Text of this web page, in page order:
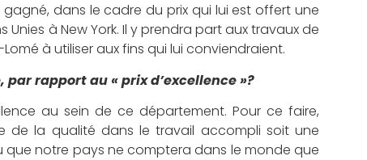
dans le cadre du prix qui lui est offert une
à New York. Il y prendra part aux travaux de
à utiliser aux fins qui lui conviendraient.
rapport au « prix d’excellence »?
au sein de ce département. Pour ce faire,
de la qualité dans le travail accompli soit une
notre pays ne comptera dans le monde que